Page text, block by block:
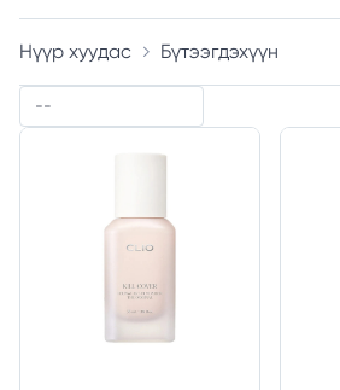
Нүүр хуудас Бүтээгдэхүүн